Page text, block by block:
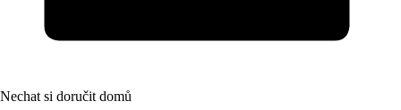
Nechat si doručit domů